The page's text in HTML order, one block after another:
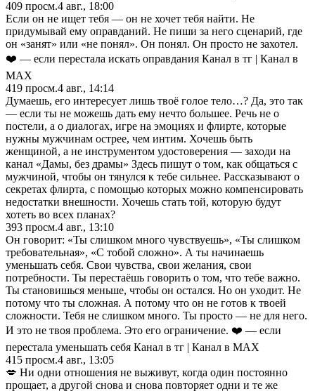
409 просм.4 авг., 18:00
Если он не ищет тебя — он не хочет тебя найти. Не
придумывай ему оправданий. Не пиши за него сценарий, где
он «занят» или «не понял». Он понял. Он просто не захотел.
❤️ — если перестала искать оправдания Канал в тг | Канал в
МАХ
419 просм.4 авг., 14:14
Думаешь, его интересует лишь твоё голое тело…? Да, это так
— если ты не можешь дать ему нечто большее. Речь не о
постели, а о диалогах, игре на эмоциях и флирте, которые
нужны мужчинам острее, чем интим. Хочешь быть
женщиной, а не инструментом удостоверения — заходи на
канал «Дамы, без драмы» Здесь пишут о том, как общаться с
мужчиной, чтобы он тянулся к тебе сильнее. Рассказывают о
секретах флирта, с помощью которых можно компенсировать
недостатки внешности. Хочешь стать той, которую будут
хотеть во всех планах?
393 просм.4 авг., 13:10
Он говорит: «Ты слишком много чувствуешь», «Ты слишком
требовательная», «С тобой сложно». А ты начинаешь
уменьшать себя. Свои чувства, свои желания, свои
потребности. Ты перестаёшь говорить о том, что тебе важно.
Ты становишься меньше, чтобы он остался. Но он уходит. Не
потому что ты сложная. А потому что он не готов к твоей
сложности. Тебя не слишком много. Ты просто — не для него.
И это не твоя проблема. Это его ограничение. ❤️ — если
перестала уменьшать себя Канал в тг | Канал в МАХ
415 просм.4 авг., 13:05
💋 Ни одни отношения не выживут, когда один постоянно
прощает, а другой снова и снова повторяет одни и те же